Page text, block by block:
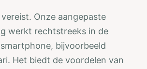
Onze aangepaste
werkt rechtstreeks in de
bijvoorbeeld
Het biedt de voordelen van